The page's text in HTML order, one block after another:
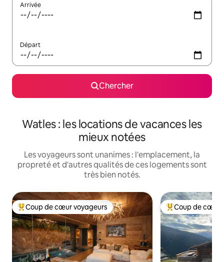
Arrivée
Départ
Chercher
Watles : les locations de vacances les
mieux notées
Les voyageurs sont unanimes : l'emplacement, la
propreté et d'autres qualités de ces logements sont
très bien notés.
Coup de cœur voyageurs parmi les plus aimés
Coup de cœur voyageurs Coup de cœur
Coup de cœur